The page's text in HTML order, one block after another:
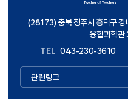
(28173) 충북 청주시 흥덕구
융합과학관
TEL 043-230-3610
관련링크